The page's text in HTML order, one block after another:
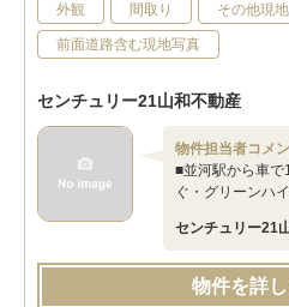
外観 間取り その他現地
前面道路含む現地写真
センチュリー21山和不動産
物件担当者コメ
■並河駅から車
ぐ・グリーンハ
センチュリー21
物件を詳